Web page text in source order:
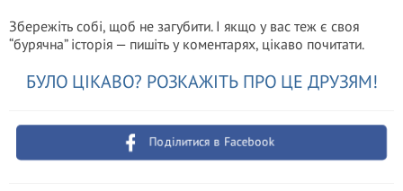
Збережіть собі, щоб не загубити. І якщо у вас теж є своя
“бурячна” історія — пишіть у коментарях, цікаво почитати.
БУЛО ЦІКАВО? РОЗКАЖІТЬ ПРО ЦЕ ДРУЗЯМ!
Поділитися в Facebook